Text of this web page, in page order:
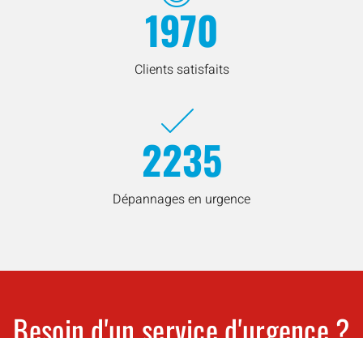
1970
Clients satisfaits
2235
Dépannages en urgence